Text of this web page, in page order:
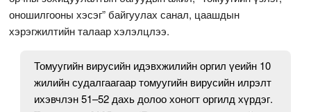
оношилгооны хэсэг” байгуулах санал, цаашдын
хэрэгжилтийн талаар хэлэлцлээ.
Томуугийн вирусийн идэвхжилийн оргил үеийн 10
жилийн судалгаагаар томуугийн вирусийн илрэлт
ихэвчлэн 51–52 дахь долоо хоногт оргилд хүрдэг.